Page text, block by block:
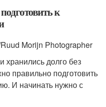
к
Morijn Photographer
хранились долго без
правильно подготовить
И начинать нужно с